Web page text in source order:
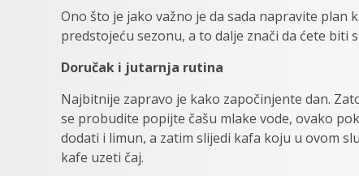
Ono što je jako važno je da sada napravite
predstojeću sezonu, a to dalje znači da ćete biti
Doručak i jutarnja rutina
Najbitnije zapravo je kako započinjente dan.
se probudite popijte čašu mlake vode, ovako
dodati i limun, a zatim slijedi kafa koju u ovom
kafe uzeti čaj.